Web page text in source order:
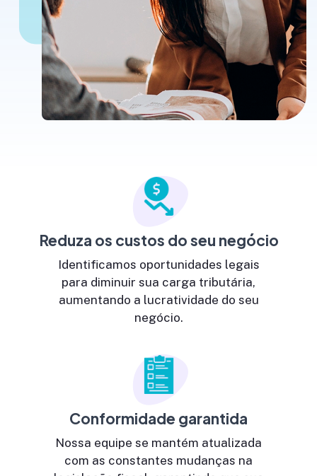
Reduza os custos do seu negócio
Identificamos oportunidades legais
para diminuir sua carga tributária,
aumentando a lucratividade do seu
negócio.
Conformidade garantida
Nossa equipe se mantém atualizada
com as constantes mudanças na